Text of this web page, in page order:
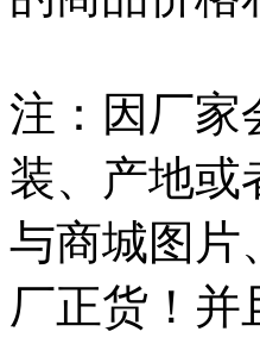
注：因厂家
装、产地或
与商城图片
厂正货！并